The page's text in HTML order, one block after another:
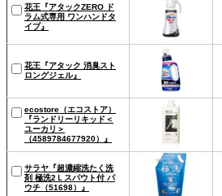
花王『アタックZERO ド
ラム式専用 ワンハンドタ
イプ』
花王『アタック 消臭スト
ロングジェル』
ecostore（エコストア）
『ランドリーリキッド＜
ユーカリ＞
（4589784677920）』
サラヤ『超濃縮洗たく洗
剤 極洗2Ｌスパウト付 パ
ウチ（51698）』